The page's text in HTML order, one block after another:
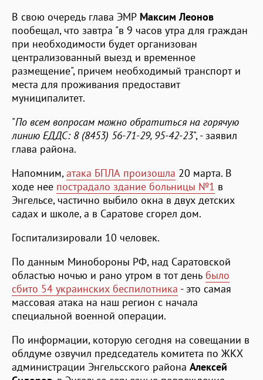
В свою очередь глава ЭМР Максим Леонов
пообещал, что завтра "в 9 часов утра для граждан
при необходимости будет организован
централизованный выезд и временное
размещение", причем необходимый транспорт и
места для проживания предоставит
муниципалитет.
"По всем вопросам можно обратиться на горячую
линию ЕДДС: 8 (8453) 56-71-29, 95-42-23", - заявил
глава района.
Напомним, атака БПЛА произошла 20 марта. В
ходе нее пострадало здание больницы №1 в
Энгельсе, частично выбило окна в двух детских
садах и школе, а в Саратове сгорел дом.
Госпитализировали 10 человек.
По данным Минобороны РФ, над Саратовской
областью ночью и рано утром в тот день было
сбито 54 украинских беспилотника - это самая
массовая атака на наш регион с начала
специальной военной операции.
По информации, которую сегодня на совещании в
облдуме озвучил председатель комитета по ЖКХ
администрации Энгельсского района Алексей